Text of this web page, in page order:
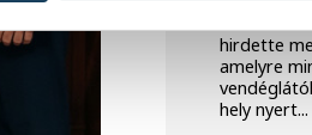
A
hirdette
amelyre
hely nyert...